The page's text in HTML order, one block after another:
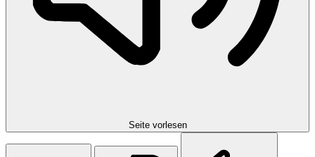
Seite vorlesen